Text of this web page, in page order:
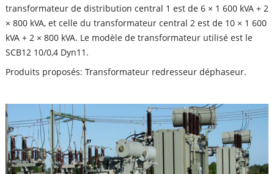
transformateur de distribution central 1 est de 6 × 1 600 kVA + 2
× 800 kVA, et celle du transformateur central 2 est de 10 × 1 600
kVA + 2 × 800 kVA. Le modèle de transformateur utilisé est le
SCB12 10/0,4 Dyn11.
Produits proposés: Transformateur redresseur déphaseur.